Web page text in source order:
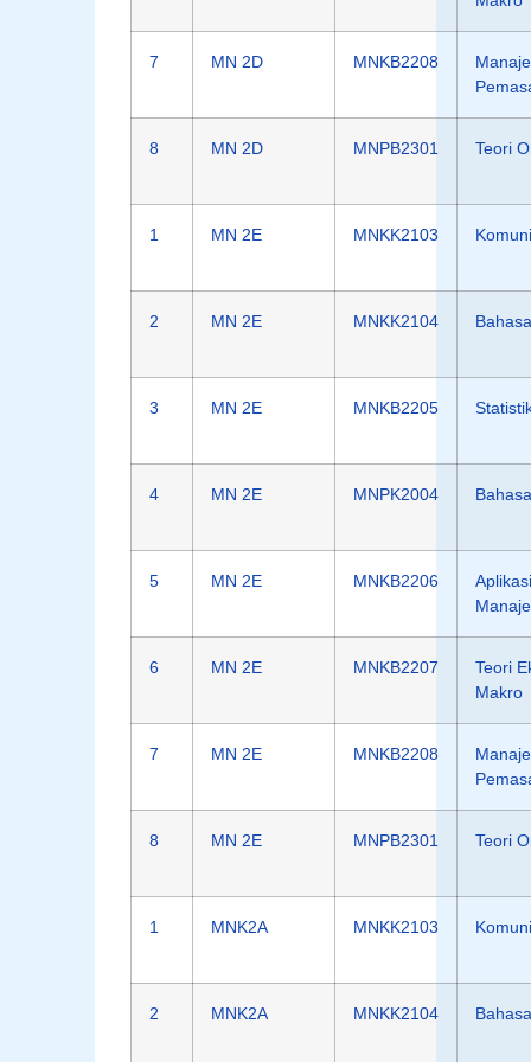
7 MN 2D MNKB2208
8 MN 2D MNPB2301 Teori
1 MN 2E MNKK2103
2 MN 2E MNKK2104
3 MN 2E MNKB2205
4 MN 2E MNPK2004
5 MN 2E MNKB2206
Aplikasi
6 MN 2E MNKB2207
Teori
Makro
7 MN 2E MNKB2208
8 MN 2E MNPB2301 Teori
1 MNK2A MNKK2103
2 MNK2A MNKK2104